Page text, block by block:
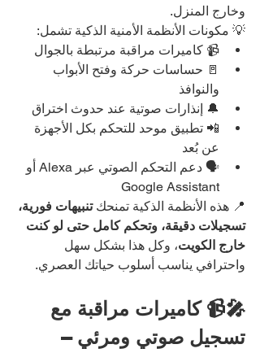
وخارج المنزل.
💡 مكونات الأنظمة الأمنية الذكية تشمل:
📹 كاميرات مراقبة مرتبطة بالجوال
🚪 حساسات حركة وفتح الأبواب
والنوافذ
🔔 إنذارات صوتية عند حدوث اختراق
📲 تطبيق موحد للتحكم بكل الأجهزة
عن بُعد
🗣️ دعم التحكم الصوتي عبر Alexa أو
Google Assistant
📍 هذه الأنظمة الذكية تمنحك تنبيهات فورية،
تسجيلات دقيقة، وتحكم كامل حتى لو كنت
خارج الكويت، وكل هذا بشكل سهل
واحترافي يناسب أسلوب حياتك العصري.
🎤📹 كاميرات مراقبة مع
تسجيل صوتي ومرئي –